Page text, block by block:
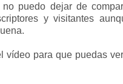
puedo dejar de
y visitantes
para que puedas ver